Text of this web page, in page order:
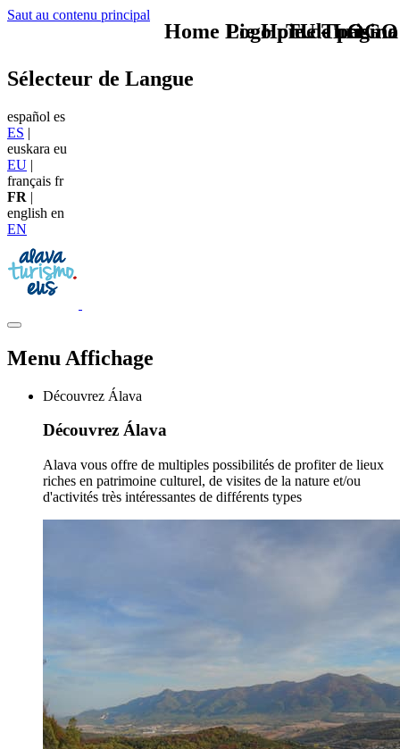
Saut au contenu principal
TU - LOGO
Sélecteur de Langue
español es
ES |
euskara eu
EU |
français fr
FR |
english en
EN
Menu Affichage
Découvrez Álava
Découvrez Álava
Alava vous offre de multiples possibilités de profiter de lieux
riches en patrimoine culturel, de visites de la nature et/ou
d'activités très intéressantes de différents types
Home Logo pie de página
Pie Home Turismo